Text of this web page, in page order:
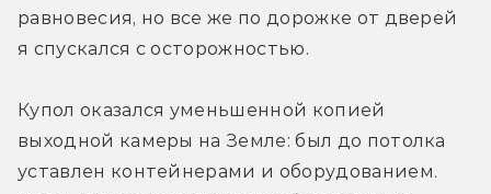
равновесия, но все же по дорожке от дверей
я спускался с осторожностью.
Купол оказался уменьшенной копией
выходной камеры на Земле: был до потолка
уставлен контейнерами и оборудованием.